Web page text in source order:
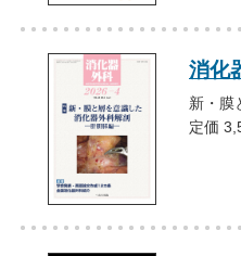
消化
新・膜
定価